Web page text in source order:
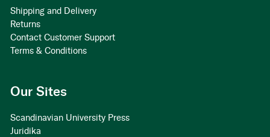
Shipping and Delivery
Returns
Contact Customer Support
Terms & Conditions
Our Sites
Scandinavian University Press
Juridika